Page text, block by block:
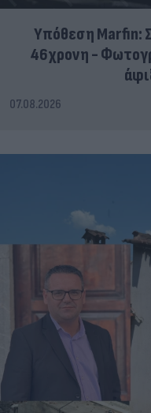
Υπόθεση Marfin:
46χρονη -
07.08.2026